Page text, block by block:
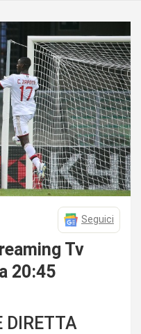
Seguici
Tv
20:45
DIRETTA